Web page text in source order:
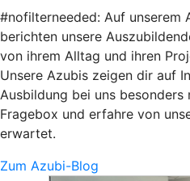
#nofilterneeded: Auf unserem
berichten unsere
von ihrem Alltag und ihren
Unsere Azubis zeigen dir auf
Ausbildung bei uns
Fragebox und erfahre von
erwartet.
Zum Azubi-Blog